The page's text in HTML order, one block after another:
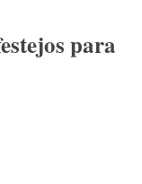
para